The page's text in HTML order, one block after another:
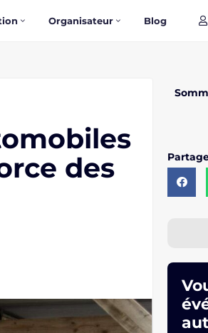
Organisateur Blog
des